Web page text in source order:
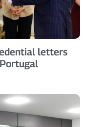
letters